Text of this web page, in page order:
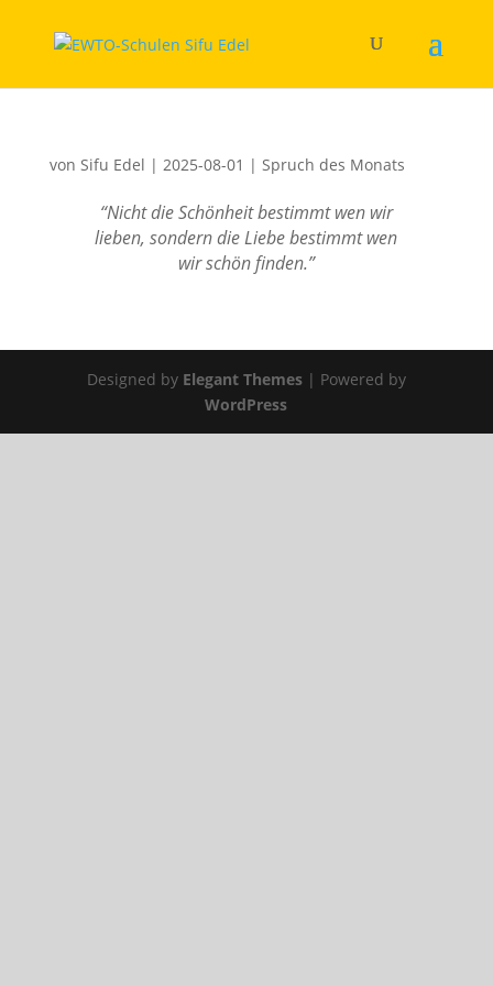
von Sifu Edel | 2025-08-01 | Spruch des Monats
“Nicht die Schönheit bestimmt wen wir
lieben, sondern die Liebe bestimmt wen
wir schön finden.”
Designed by Elegant Themes| Powered by
WordPress